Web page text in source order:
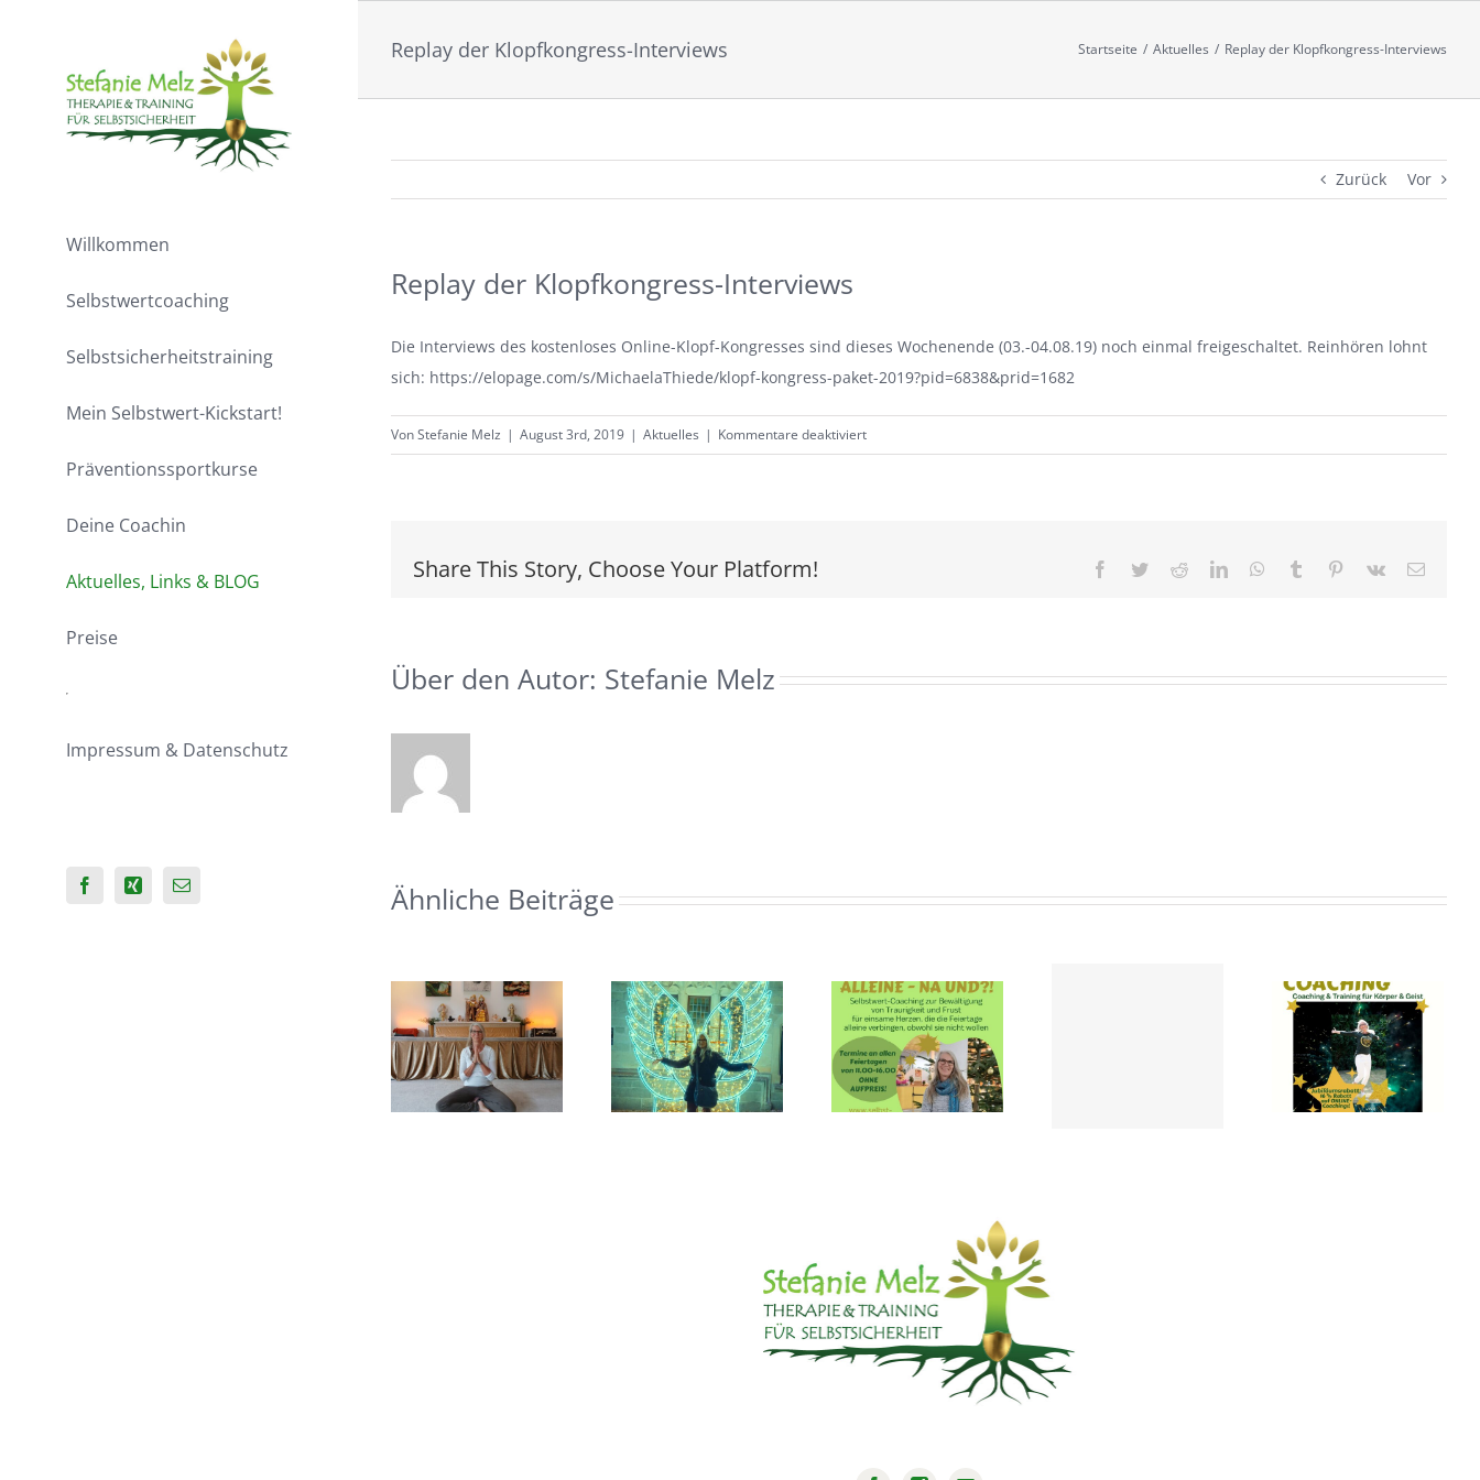
Willkommen
Selbstwertcoaching
Selbstsicherheitstraining
Mein Selbstwert-Kickstart!
Präventionssportkurse
Deine Coachin
Aktuelles, Links & BLOG
Preise
Impressum & Datenschutz
FacebookXing
E-
Replay der Klopfkongress-Interviews Startseite / Aktuelles / Replay der Klopfkongress-Interviews
Zurück Vor
Replay der Klopfkongress-Interviews
Die Interviews des kostenloses Online-Klopf-Kongresses sind dieses Wochenende (03.-04.08.19) noch einmal freigeschaltet. Reinhören lohnt
sich: https://elopage.com/s/MichaelaThiede/klopf-kongress-paket-2019?pid=6838&prid=1682
VonStefanie Melz | August 3rd, 2019 | Aktuelles | Kommentare deaktiviertfür
Replay
Share This Story, Choose Your Platform! Facebook
TwitterRedditLinkedInWhatsApp
Tumblr Pinterest
Vk
E-
Über den Autor: Stefanie Melz
Ähnliche Beiträge
NEUBEGINN
2026
WEIHNACHTEN
ALLEINE –
NA UND?!
E-mail- und
Webseiten-
Ausfall vom
01.11.-11.11.25
SELBSTWERTCOACHING